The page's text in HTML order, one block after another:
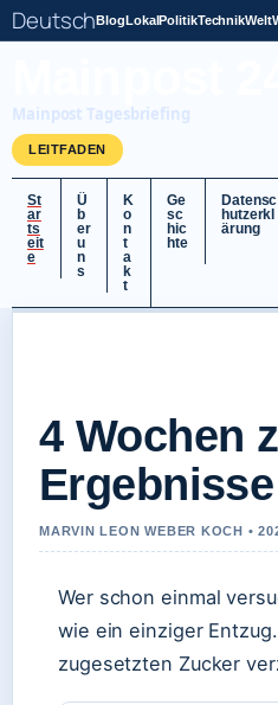
DeutschBlogLokalPolitikTechnikWelt
Mainpost Tagesbriefing
LEITFADEN
St
ar
ts
eit
e
Ü
b
er
u
n
s
K
o
n
t
a
k
t
Ge
sc
hic
hte
Datensc
hutzerkl
ärung
4 Wochen
MARVIN LEON WEBER KOCH •
Wer schon einmal
wie ein einziger
zugesetzten Zucker